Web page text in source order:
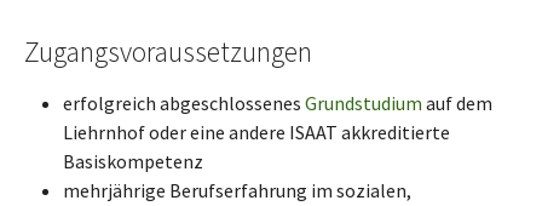
Zugangsvoraussetzungen
erfolgreich abgeschlossenes Grundstudium auf dem
Liehrnhof oder eine andere ISAAT akkreditierte
Basiskompetenz
mehrjährige Berufserfahrung im sozialen,